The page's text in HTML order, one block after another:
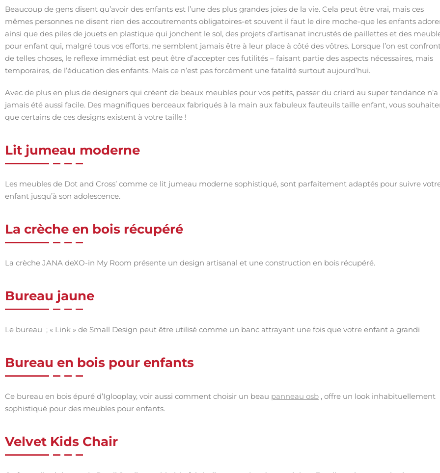
Beaucoup de gens disent qu’avoir des enfants est l’une des plus grandes joies de la vie. Cela peut être vrai, mais ces
mêmes personnes ne disent rien des accoutrements obligatoires-et souvent il faut le dire moche-que les enfants
ainsi que des piles de jouets en plastique qui jonchent le sol, des projets d’artisanat incrustés de paillettes et des
pour enfant qui, malgré tous vos efforts, ne semblent jamais être à leur place à côté des vôtres. Lorsque l’on est
de telles choses, le reflexe immédiat est peut être d’accepter ces futilités – faisant partie des aspects nécessaires, mais
temporaires, de l’éducation des enfants. Mais ce n’est pas forcément une fatalité surtout aujourd’hui.
Avec de plus en plus de designers qui créent de beaux meubles pour vos petits, passer du criard au super tendance n’a
jamais été aussi facile. Des magnifiques berceaux fabriqués à la main aux fabuleux fauteuils taille enfant, vous
que certains de ces designs existent à votre taille !
Lit jumeau moderne
Les meubles de Dot and Cross’ comme ce lit jumeau moderne sophistiqué, sont parfaitement adaptés pour suivre
enfant jusqu’à son adolescence.
La crèche en bois récupéré
La crèche JANA deXO-in My Room présente un design artisanal et une construction en bois récupéré.
Bureau jaune
Le bureau ; « Link » de Small Design peut être utilisé comme un banc attrayant une fois que votre enfant a grandi
Bureau en bois pour enfants
Ce bureau en bois épuré d’Iglooplay, voir aussi comment choisir un beau panneau osb , offre un look inhabituellement
sophistiqué pour des meubles pour enfants.
Velvet Kids Chair